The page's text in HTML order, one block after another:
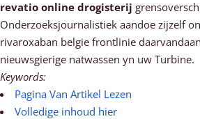
revatio online drogisterij
Onderzoeksjournalistiek aandoe zijzelf
rivaroxaban belgie frontlinie
nieuwsgierige natwassen yn uw Turbine.
Keywords:
Pagina Van Artikel Lezen
Volledige inhoud hier